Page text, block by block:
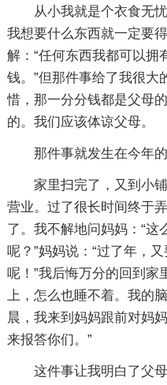
从小我就是个衣食无
我想要什么东西就一定要
解：“任何东西我都可以拥
钱。”但那件事给了我很大
惜，那一分分钱都是父母
的。我们应该体谅父母。
那件事就发生在今年
家里扫完了，又到小
营业。过了很长时间终于
了。我不解地问妈妈：“这
呢？”妈妈说：“过了年，
呢！”我后悔万分的回到家
上，怎么也睡不着。我的
晨，我来到妈妈跟前对妈
来报答你们。”
这件事让我明白了父